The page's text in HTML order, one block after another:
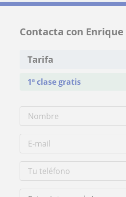
Contacta con Enrique
Tarifa
1ª clase gratis